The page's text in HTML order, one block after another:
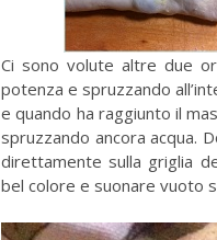
Ci sono volute altre due
potenza e spruzzando
e quando ha raggiunto il
spruzzando ancora acqua.
direttamente sulla griglia
bel colore e suonare vuoto